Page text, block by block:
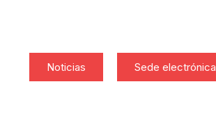
Noticias Sede electrónica